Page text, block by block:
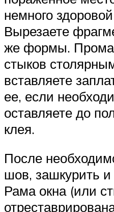
немного
Вырезаете
же формы.
стыков
вставляете
ее, если
оставляете до
клея.
После
шов, зашкурить и
Рама окна (или